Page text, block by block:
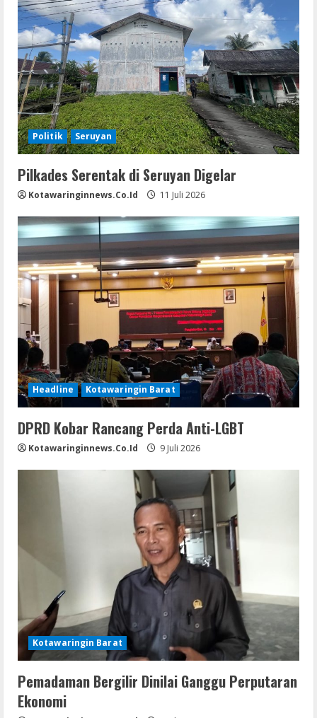
Politik Seruyan
Pilkades Serentak di Seruyan Digelar
Kotawaringinnews.co.id 11 Juli 2026
Headline Kotawaringin Barat
DPRD Kobar Rancang Perda Anti-LGBT
Kotawaringinnews.co.id 9 Juli 2026
Kotawaringin Barat
Pemadaman Bergilir Dinilai Ganggu Perputaran
Ekonomi